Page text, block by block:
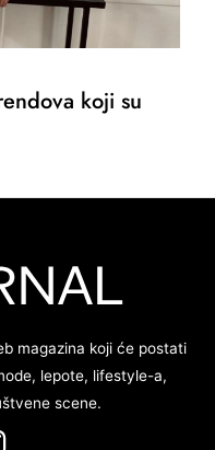
koji su
magazina koji će postati
lepote, lifestyle-a,
scene.